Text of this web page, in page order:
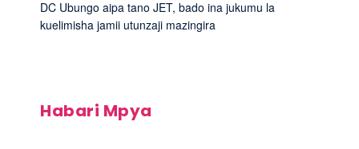
DC Ubungo aipa tano JET, bado ina jukumu la
kuelimisha jamii utunzaji mazingira
Habari Mpya